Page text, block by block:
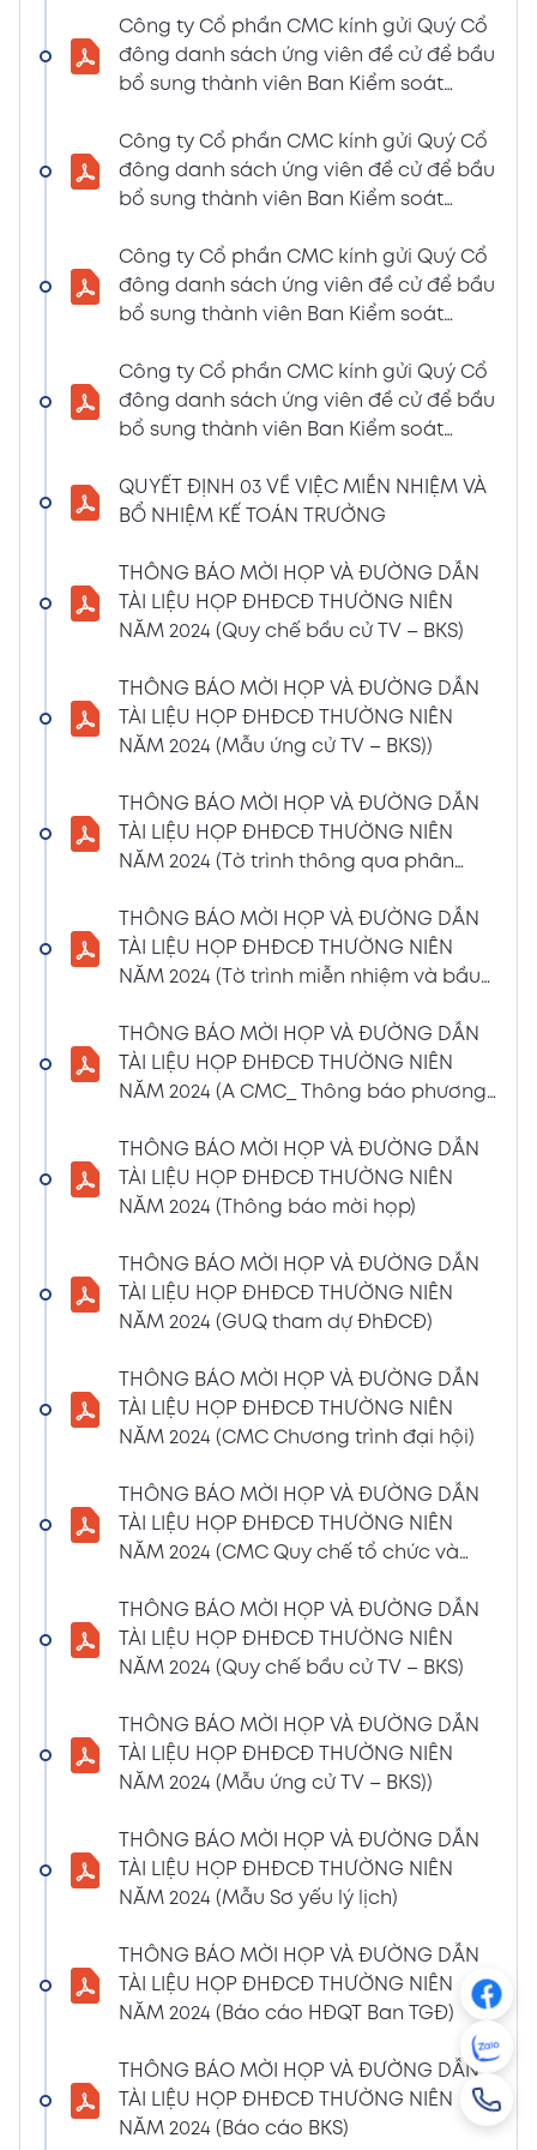
LIỆU HỌP ĐHĐCĐ THƯỜNG NIÊN NĂM 2024
(Tờ trình miễn nhiệm và bầu bổ sung TV –
6:07 PM
THÔNG BÁO MỜI HỌP VÀ ĐƯỜNG DẪN TÀI
LIỆU HỌP ĐHĐCĐ THƯỜNG NIÊN NĂM 2024
ứng cử TV – BKS)
02/04/2024
6:07 PM
LIỆU HỌP ĐHĐCĐ THƯỜNG NIÊN NĂM 2024
(The Biểu quyết)
Xem PDF
02/04/2024
THÔNG BÁO MỜI HỌP VÀ ĐƯỜNG DẪN TÀI
LIỆU HỌP ĐHĐCĐ THƯỜNG NIÊN NĂM 2024
(Phiếu Biểu quyết)
02/04/2024
6:07 PM
LIỆU HỌP ĐHĐCĐ THƯỜNG NIÊN NĂM 2024
(Phiếu Bầu bổ sung thành viên BKS)
Xem PDF
02/04/2024
THÔNG BÁO MỜI HỌP VÀ ĐƯỜNG DẪN TÀI
LIỆU HỌP ĐHĐCĐ THƯỜNG NIÊN NĂM 2024
(Dự thảo biên bản họp ĐHĐCĐ)
Xem PDF
6:07 PM
THÔNG BÁO MỜI HỌP VÀ ĐƯỜNG DẪN TÀI
LIỆU HỌP ĐHĐCĐ THƯỜNG NIÊN NĂM
01/04/2024
4:00 PM
CBTT về việc nhận được Đơn từ nhiệm vị trí
Thùy Giang và bà Nguyễn Hồng Oanh
04/03/2024
11:29 AM
hiện quyền tham dự ĐHĐCĐ thường niên
năm 2024
Xem PDF
30/01/2024
BÁO CÁO TÌNH HÌNH QUẢN TRỊ NĂM 2023
17/01/2024
Nghị quyết HĐQT số 02 về việc CMC thông
qua việc chốt ngày đăng ký cuối cùng để
thực hiện quyền nhận lãi Trái Phiếu
Xem PDF
NGHỊ QUYẾT SỐ 01/2024/NQ-HĐQT VỀ VIỆC
GÓP VỐN THÀNH LẬP CÔNG TY TNHH ĐẦU
08/01/2024
4:38 PM
CHỨNG NHẬN ĐĂNG KÝ HOẠT ĐỘNG CHI
NHÁNH MÃ SỐ 2600106523-002
Xem PDF
04/01/2024
CBTT VỀ QUYẾT ĐỊNH MIỄN NHIỆM PTGĐ
04/01/2024
CBTT VỀ QUYẾT ĐỊNH BỔ NHIỆM PTGĐ KHỐI
HỖ TRỢ
Xem PDF
18/12/2023
4:48 PM
Công ty Cổ phần CMC kính gửi Quý Cổ
đông danh sách ứng viên đề cử để bầu
bổ sung thành viên Ban Kiểm soát
Huyền)
Công ty Cổ phần CMC kính gửi Quý Cổ
đông danh sách ứng viên đề cử để bầu
bổ sung thành viên Ban Kiểm soát
Huyền)
Công ty Cổ phần CMC kính gửi Quý Cổ
đông danh sách ứng viên đề cử để bầu
bổ sung thành viên Ban Kiểm soát
Huyền)
Công ty Cổ phần CMC kính gửi Quý Cổ
đông danh sách ứng viên đề cử để bầu
bổ sung thành viên Ban Kiểm soát
Huyền)
QUYẾT ĐỊNH 03 VỀ VIỆC MIỄN NHIỆM VÀ
BỔ NHIỆM KẾ TOÁN TRƯỞNG
THÔNG BÁO MỜI HỌP VÀ ĐƯỜNG DẪN
TÀI LIỆU HỌP ĐHĐCĐ THƯỜNG NIÊN
NĂM 2024 (Quy chế bầu cử TV – BKS)
THÔNG BÁO MỜI HỌP VÀ ĐƯỜNG DẪN
TÀI LIỆU HỌP ĐHĐCĐ THƯỜNG NIÊN
NĂM 2024 (Mẫu ứng cử TV – BKS))
THÔNG BÁO MỜI HỌP VÀ ĐƯỜNG DẪN
TÀI LIỆU HỌP ĐHĐCĐ THƯỜNG NIÊN
NĂM 2024 (Tờ trình thông qua phân
BKS)
THÔNG BÁO MỜI HỌP VÀ ĐƯỜNG DẪN
TÀI LIỆU HỌP ĐHĐCĐ THƯỜNG NIÊN
NĂM 2024 (Tờ trình miễn nhiệm và bầu
THÔNG BÁO MỜI HỌP VÀ ĐƯỜNG DẪN
TÀI LIỆU HỌP ĐHĐCĐ THƯỜNG NIÊN
NĂM 2024 (A CMC_ Thông báo phương
THÔNG BÁO MỜI HỌP VÀ ĐƯỜNG DẪN
TÀI LIỆU HỌP ĐHĐCĐ THƯỜNG NIÊN
NĂM 2024 (Thông báo mời họp)
THÔNG BÁO MỜI HỌP VÀ ĐƯỜNG DẪN
TÀI LIỆU HỌP ĐHĐCĐ THƯỜNG NIÊN
NĂM 2024 (GUQ tham dự ĐhĐCĐ)
THÔNG BÁO MỜI HỌP VÀ ĐƯỜNG DẪN
TÀI LIỆU HỌP ĐHĐCĐ THƯỜNG NIÊN
NĂM 2024 (CMC Chương trình đại hội)
THÔNG BÁO MỜI HỌP VÀ ĐƯỜNG DẪN
TÀI LIỆU HỌP ĐHĐCĐ THƯỜNG NIÊN
NĂM 2024 (CMC Quy chế tổ chức và
THÔNG BÁO MỜI HỌP VÀ ĐƯỜNG DẪN
TÀI LIỆU HỌP ĐHĐCĐ THƯỜNG NIÊN
NĂM 2024 (Quy chế bầu cử TV – BKS)
THÔNG BÁO MỜI HỌP VÀ ĐƯỜNG DẪN
TÀI LIỆU HỌP ĐHĐCĐ THƯỜNG NIÊN
NĂM 2024 (Mẫu ứng cử TV – BKS))
THÔNG BÁO MỜI HỌP VÀ ĐƯỜNG DẪN
TÀI LIỆU HỌP ĐHĐCĐ THƯỜNG NIÊN
NĂM 2024 (Mẫu Sơ yếu lý lịch)
THÔNG BÁO MỜI HỌP VÀ ĐƯỜNG DẪN
TÀI LIỆU HỌP ĐHĐCĐ THƯỜNG NIÊN
NĂM 2024 (Báo cáo HĐQT Ban TGĐ)
THÔNG BÁO MỜI HỌP VÀ ĐƯỜNG DẪN
TÀI LIỆU HỌP ĐHĐCĐ THƯỜNG NIÊN
NĂM 2024 (Báo cáo BKS)